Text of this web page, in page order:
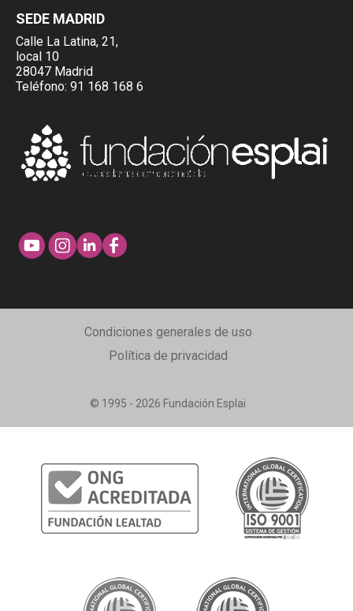
SEDE MADRID
Calle La Latina, 21,
local 10
28047 Madrid
Teléfono: 91 168 168 6
© 1995 - 2026 Fundación Esplai
Condiciones generales de uso
Política de privacidad